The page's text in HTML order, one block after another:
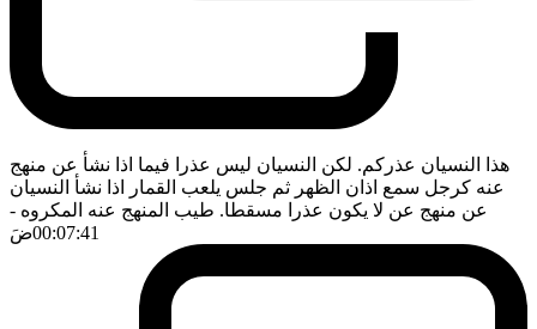
هذا النسيان عذركم. لكن النسيان ليس عذرا فيما اذا نشأ عن منهج
عنه كرجل سمع اذان الظهر ثم جلس يلعب القمار اذا نشأ النسيان
عن منهج عن لا يكون عذرا مسقطا. طيب المنهج عنه المكروه -
00:07:41ضَ